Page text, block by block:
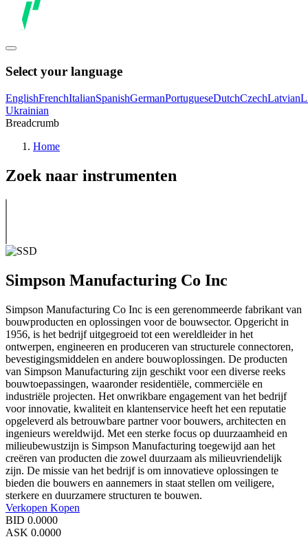
Select your language
EnglishFrenchItalianSpanishGermanPortugueseDutchCzechLatvian
Ukrainian
Breadcrumb
Home
Zoek naar instrumenten
Simpson Manufacturing Co Inc
Simpson Manufacturing Co Inc is een gerenommeerde fabrikant van
bouwproducten en oplossingen voor de bouwsector. Opgericht in
1956, is het bedrijf uitgegroeid tot een wereldleider in het
ontwerpen, engineeren en produceren van structurele connectoren,
bevestigingsmiddelen en andere bouwoplossingen. De producten
van Simpson Manufacturing zijn geschikt voor een diverse reeks
bouwtoepassingen, waaronder residentiële, commerciële en
industriële projecten. Het onwrikbare engagement van het bedrijf
voor innovatie, kwaliteit en klantenservice heeft het een reputatie
opgeleverd als betrouwbare partner voor bouwers, architecten en
ingenieurs wereldwijd. Met een sterke focus op duurzaamheid en
milieubewustzijn is Simpson Manufacturing toegewijd aan het
creëren van producten die zowel duurzaam als milieuvriendelijk
zijn. De missie van het bedrijf is om innovatieve oplossingen te
bieden die bouwers en aannemers in staat stellen om veiligere,
sterkere en duurzamere structuren te bouwen.
Verkopen Kopen
BID 0.0000
ASK 0.0000